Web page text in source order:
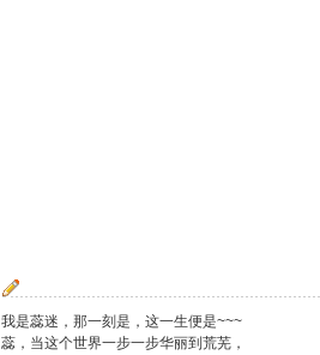
我是蕊迷，那一刻是，这一生便是~~~
蕊，当这个世界一步一步华丽到荒芜，